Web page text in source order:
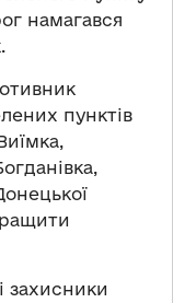
намагався
пунктів
захисники